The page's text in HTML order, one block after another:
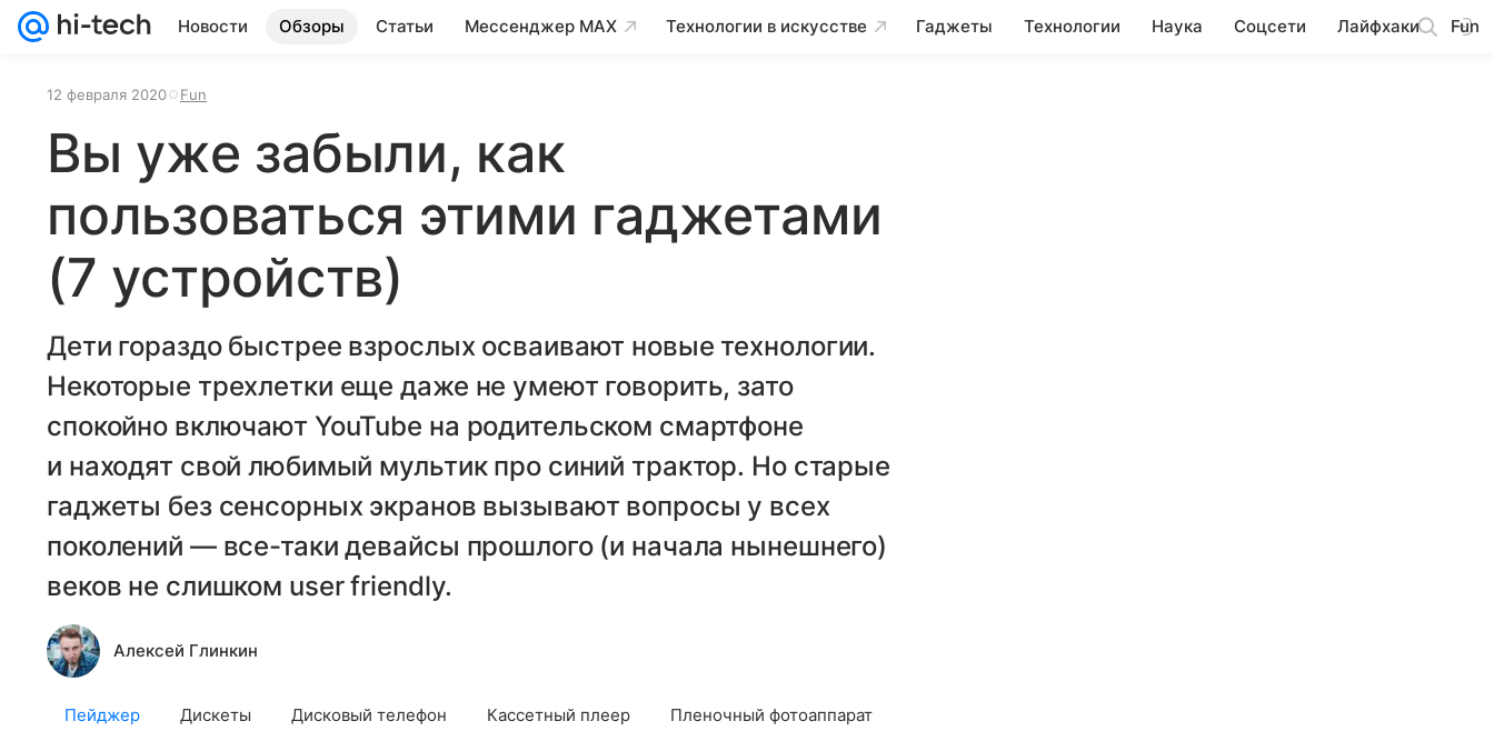
Новости Обзоры Статьи Мессенджер MAX Технологии в искусстве Гаджеты Технологии Наука Соцсети Лайфхаки Fun
12 февраля 2020 Fun
Вы уже забыли, как
пользоваться этими гаджетами
(7 устройств)
Дети гораздо быстрее взрослых осваивают новые технологии.
Некоторые трехлетки еще даже не умеют говорить, зато
спокойно включают YouTube на родительском смартфоне
и находят свой любимый мультик про синий трактор. Но старые
гаджеты без сенсорных экранов вызывают вопросы у всех
поколений — все-таки девайсы прошлого (и начала нынешнего)
веков не слишком user friendly.
Алексей Глинкин
Пейджер Дискеты Дисковый телефон Кассетный плеер Пленочный фотоаппарат